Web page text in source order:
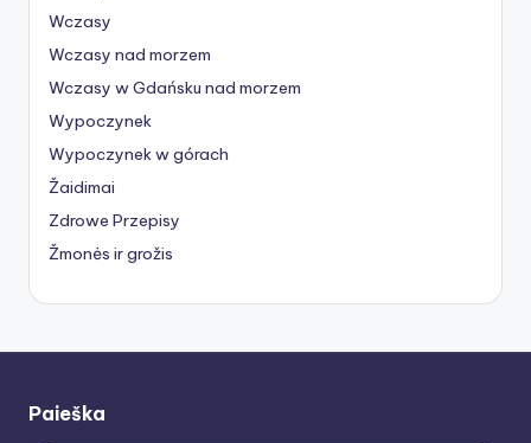
Wczasy
Wczasy nad morzem
Wczasy w Gdańsku nad morzem
Wypoczynek
Wypoczynek w górach
Žaidimai
Zdrowe Przepisy
Žmonės ir grožis
Paieška